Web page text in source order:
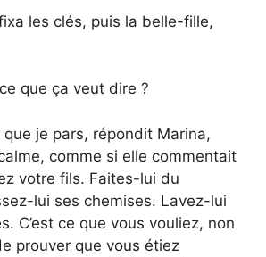
les clés, puis la belle-fille,
que ça veut dire ?
je pars, répondit Marina,
comme si elle commentait
votre fils. Faites-lui du
lui ses chemises. Lavez-lui
C’est ce que vous vouliez, non
prouver que vous étiez